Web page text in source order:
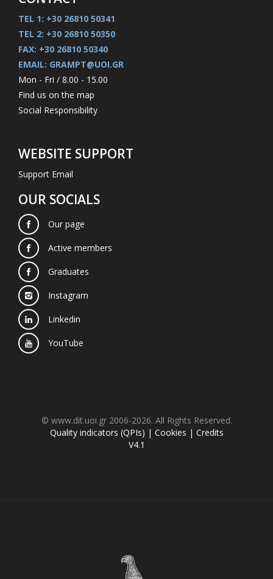
TEL 1: +30 26810 50341
TEL 2: +30 26810 50350
FAX: +30 26810 50340
EMAIL: GRAMPT@UOI.GR
Mon - Fri / 8.00 - 15.00
Find us on the map
Social Responsibility
WEBSITE SUPPORT
Support Email
OUR SOCIALS
Our page
Active members
Graduates
Instagram
Linkedin
YouTube
© www.dit.uoi.gr 2006-2026. All Rights Reserved.
Quality indicators (QPIs) | Cookies | Credits
V4.1